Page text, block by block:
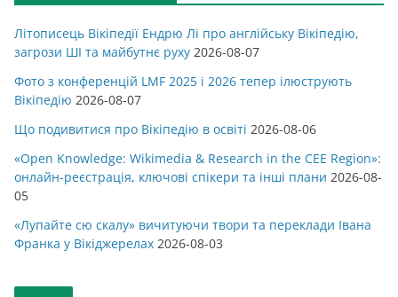
Літописець Вікіпедії Ендрю Лі про англійську Вікіпедію,
загрози ШІ та майбутнє руху 2026-08-07
Фото з конференцій LMF 2025 і 2026 тепер ілюструють
Вікіпедію 2026-08-07
Що подивитися про Вікіпедію в освіті 2026-08-06
«Open Knowledge: Wikimedia & Research in the CEE Region»:
онлайн-реєстрація, ключові спікери та інші плани 2026-08-
05
«Лупайте сю скалу» вичитуючи твори та переклади Івана
Франка у Вікіджерелах 2026-08-03